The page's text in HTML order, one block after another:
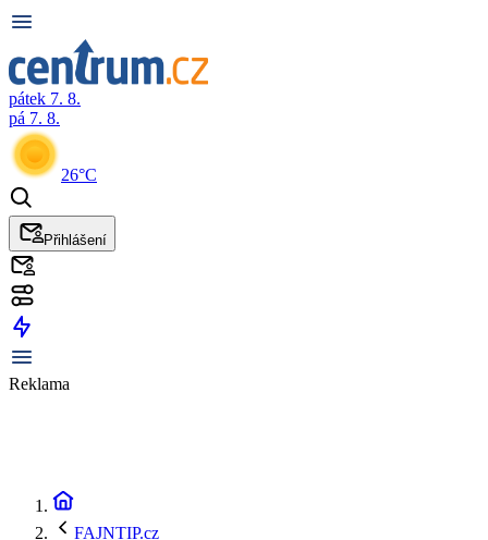
pátek 7. 8.
pá 7. 8.
26°C
Přihlášení
Reklama
FAJNTIP.cz